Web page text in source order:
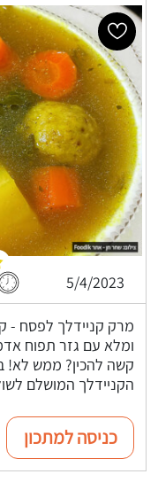
5/4/2023
מרק קניידלך לפסח -
ומלא עם גזר תפוח
קשה להכין? ממש לא!
הקניידלך המושלם
כניסה למתכון